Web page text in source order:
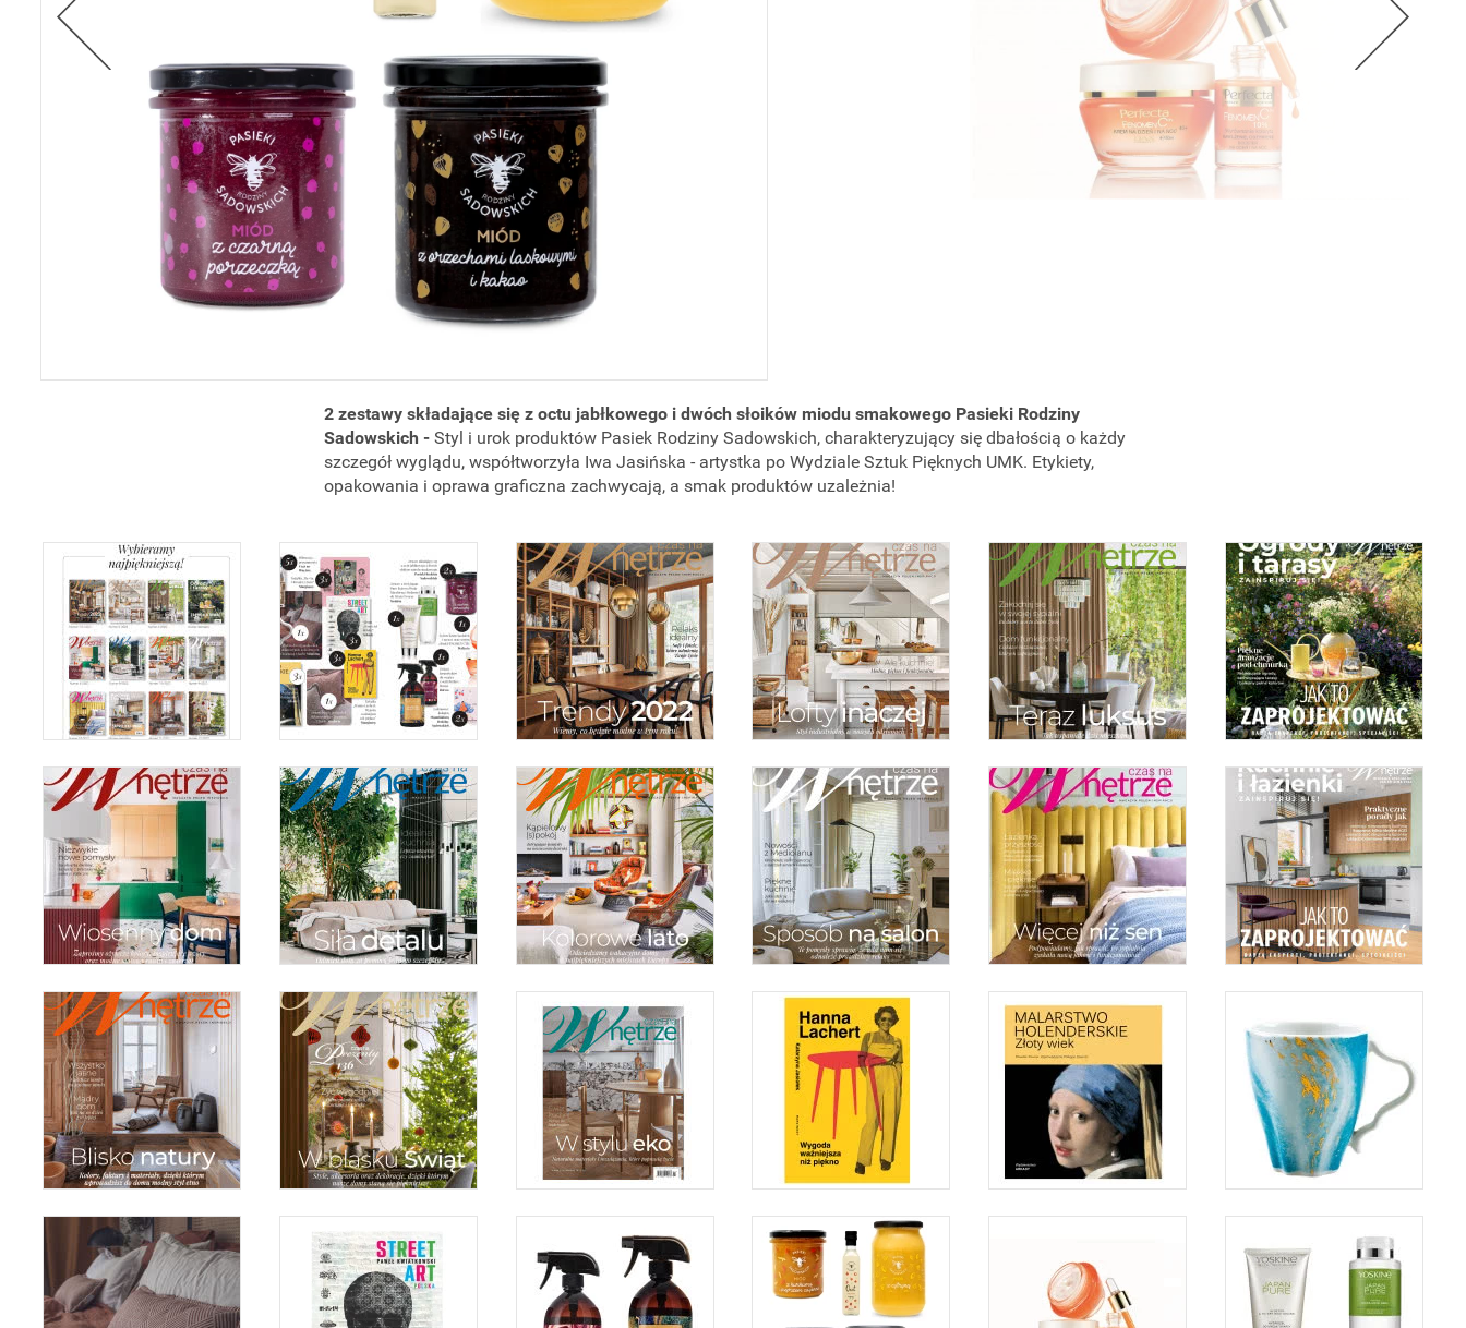
2 zestawy składające się z octu jabłkowego i dwóch słoików miodu smakowego Pasieki Rodziny
Sadowskich - Styl i urok produktów Pasiek Rodziny Sadowskich, charakteryzujący się dbałością o każdy
szczegół wyglądu, współtworzyła Iwa Jasińska - artystka po Wydziale Sztuk Pięknych UMK. Etykiety,
opakowania i oprawa graficzna zachwycają, a smak produktów uzależnia!